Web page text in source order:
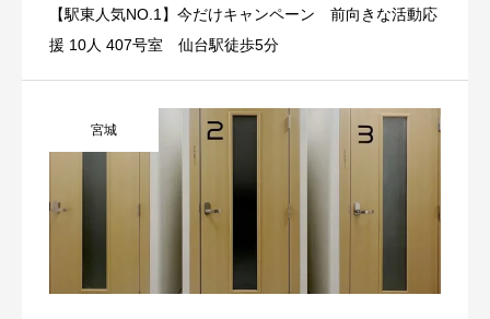
【駅東人気NO.1】今だけキャンペーン 前向きな活動応
援 10人 407号室 仙台駅徒歩5分
宮城